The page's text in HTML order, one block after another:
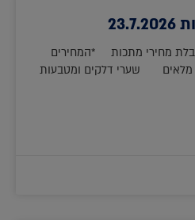
מחירי מתכות *המחירים
מלאים שערי דלקים ומטבעות